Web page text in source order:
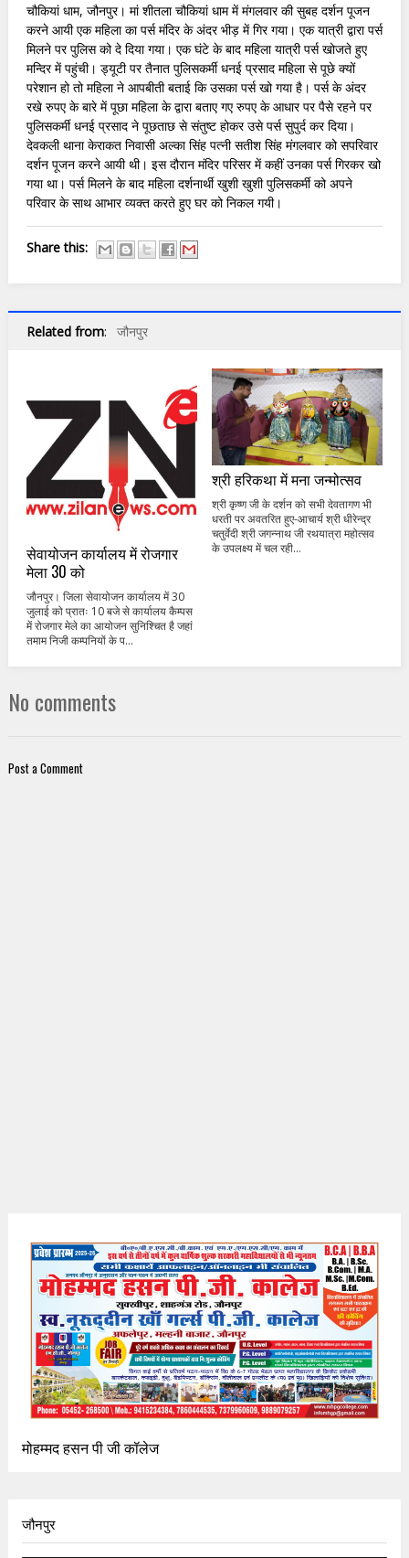
चौकियां धाम, जौनपुर। मां शीतला चौकियां धाम में मंगलवार की सुबह दर्शन पूजन
करने आयी एक महिला का पर्स मंदिर के अंदर भीड़ में गिर गया। एक यात्री द्वारा पर्स
मिलने पर पुलिस को दे दिया गया। एक घंटे के बाद महिला यात्री पर्स खोजते हुए
मन्दिर में पहुंची। ड्यूटी पर तैनात पुलिसकर्मी धनई प्रसाद महिला से पूछे क्यों
परेशान हो तो महिला ने आपबीती बताई कि उसका पर्स खो गया है। पर्स के अंदर
रखे रुपए के बारे में पूछा महिला के द्वारा बताए गए रुपए के आधार पर पैसे रहने पर
पुलिसकर्मी धनई प्रसाद ने पूछताछ से संतुष्ट होकर उसे पर्स सुपुर्द कर दिया।
देवकली थाना केराकत निवासी अल्का सिंह पत्नी सतीश सिंह मंगलवार को सपरिवार
दर्शन पूजन करने आयी थी। इस दौरान मंदिर परिसर में कहीं उनका पर्स गिरकर खो
गया था। पर्स मिलने के बाद महिला दर्शनार्थी खुशी खुशी पुलिसकर्मी को अपने
परिवार के साथ आभार व्यक्त करते हुए घर को निकल गयी।
Share this:
Related from: जौनपुर
सेवायोजन कार्यालय में रोजगार
मेला 30 को
जौनपुर। जिला सेवायोजन कार्यालय में 30
जुलाई को प्रातः 10 बजे से कार्यालय कैम्पस
में रोजगार मेले का आयोजन सुनिश्चित है जहां
तमाम निजी कम्पनियों के प...
श्री हरिकथा में मना जन्मोत्सव
श्री कृष्ण जी के दर्शन को सभी देवतागण भी
धरती पर अवतरित हुए-आचार्य श्री धीरेन्द्र
चतुर्वेदी श्री जगन्नाथ जी रथयात्रा महोत्सव
के उपलक्ष्य में चल रही...
No comments
Post a Comment
मोहम्मद हसन पी जी कॉलेज
जौनपुर